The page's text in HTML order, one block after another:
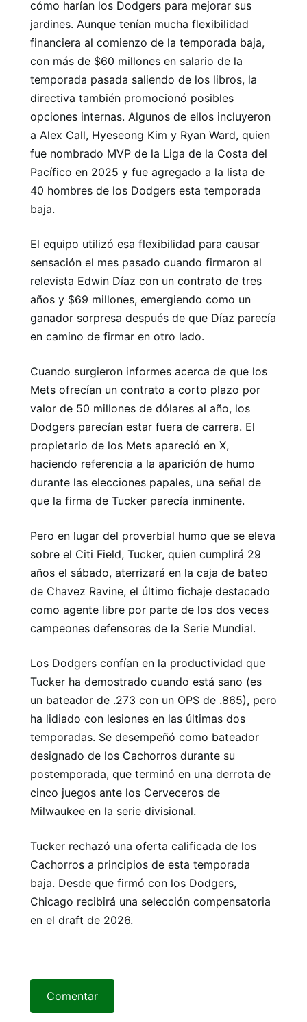
cómo harían los Dodgers para mejorar sus
jardines. Aunque tenían mucha flexibilidad
financiera al comienzo de la temporada baja,
con más de $60 millones en salario de la
temporada pasada saliendo de los libros, la
directiva también promocionó posibles
opciones internas. Algunos de ellos incluyeron
a Alex Call, Hyeseong Kim y Ryan Ward, quien
fue nombrado MVP de la Liga de la Costa del
Pacífico en 2025 y fue agregado a la lista de
40 hombres de los Dodgers esta temporada
baja.
El equipo utilizó esa flexibilidad para causar
sensación el mes pasado cuando firmaron al
relevista Edwin Díaz con un contrato de tres
años y $69 millones, emergiendo como un
ganador sorpresa después de que Díaz parecía
en camino de firmar en otro lado.
Cuando surgieron informes acerca de que los
Mets ofrecían un contrato a corto plazo por
valor de 50 millones de dólares al año, los
Dodgers parecían estar fuera de carrera. El
propietario de los Mets apareció en X,
haciendo referencia a la aparición de humo
durante las elecciones papales, una señal de
que la firma de Tucker parecía inminente.
Pero en lugar del proverbial humo que se eleva
sobre el Citi Field, Tucker, quien cumplirá 29
años el sábado, aterrizará en la caja de bateo
de Chavez Ravine, el último fichaje destacado
como agente libre por parte de los dos veces
campeones defensores de la Serie Mundial.
Los Dodgers confían en la productividad que
Tucker ha demostrado cuando está sano (es
un bateador de .273 con un OPS de .865), pero
ha lidiado con lesiones en las últimas dos
temporadas. Se desempeñó como bateador
designado de los Cachorros durante su
postemporada, que terminó en una derrota de
cinco juegos ante los Cerveceros de
Milwaukee en la serie divisional.
Tucker rechazó una oferta calificada de los
Cachorros a principios de esta temporada
baja. Desde que firmó con los Dodgers,
Chicago recibirá una selección compensatoria
en el draft de 2026.
Comentar